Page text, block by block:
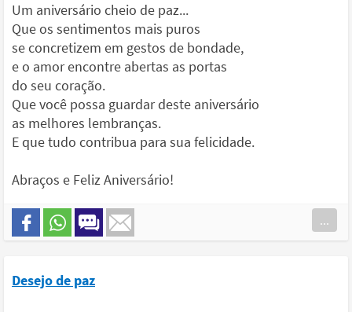
Um aniversário cheio de paz...
Que os sentimentos mais puros
se concretizem em gestos de bondade,
e o amor encontre abertas as portas
do seu coração.
Que você possa guardar deste aniversário
as melhores lembranças.
E que tudo contribua para sua felicidade.
Abraços e Feliz Aniversário!
...
Desejo de paz